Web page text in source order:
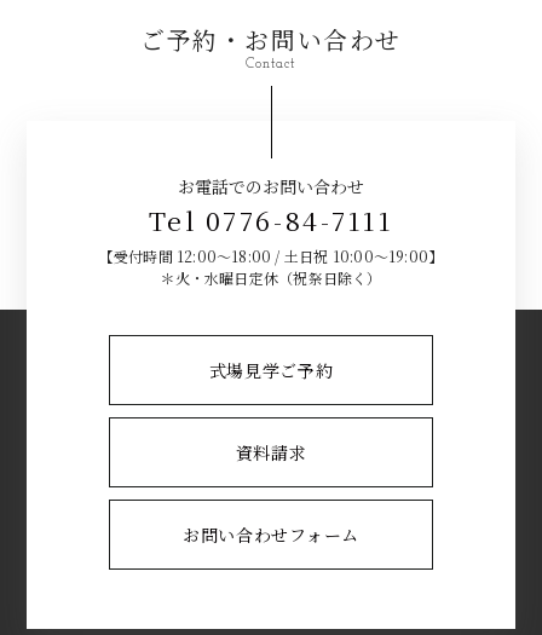
ご予約・お問い合わせ
Contact
お電話でのお問い合わせ
Tel 0776-84-7111
【受付時間 12:00～18:00 / 土日祝 10:00～19:00】
＊火・水曜日定休（祝祭日除く）
式場見学ご予約
資料請求
お問い合わせフォーム